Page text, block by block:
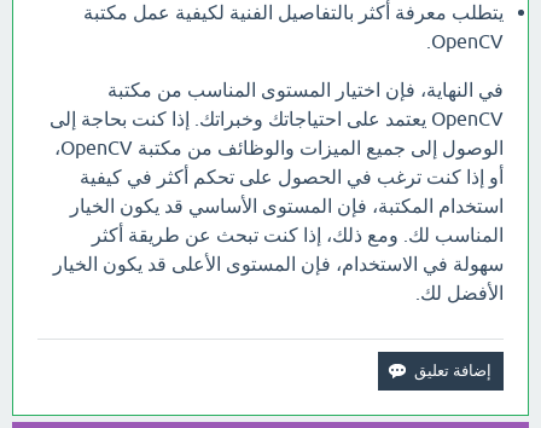
يتطلب معرفة أكثر بالتفاصيل الفنية لكيفية عمل مكتبة
OpenCV.
في النهاية، فإن اختيار المستوى المناسب من مكتبة
OpenCV يعتمد على احتياجاتك وخبراتك. إذا كنت بحاجة إلى
الوصول إلى جميع الميزات والوظائف من مكتبة OpenCV،
أو إذا كنت ترغب في الحصول على تحكم أكثر في كيفية
استخدام المكتبة، فإن المستوى الأساسي قد يكون الخيار
المناسب لك. ومع ذلك، إذا كنت تبحث عن طريقة أكثر
سهولة في الاستخدام، فإن المستوى الأعلى قد يكون الخيار
الأفضل لك.